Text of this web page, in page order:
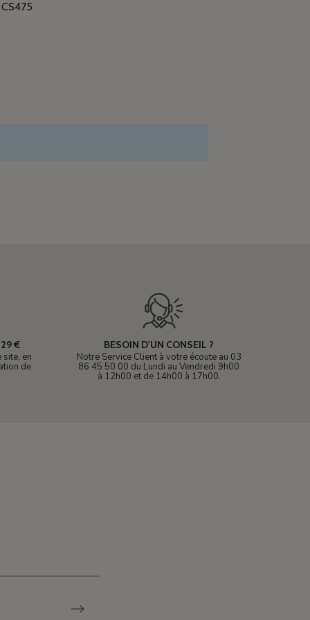
€
en
de
BESOIN D'UN CONSEIL ?
Notre Service Client à votre écoute au 03
86 45 50 00 du Lundi au Vendredi 9h00
à 12h00 et de 14h00 à 17h00.